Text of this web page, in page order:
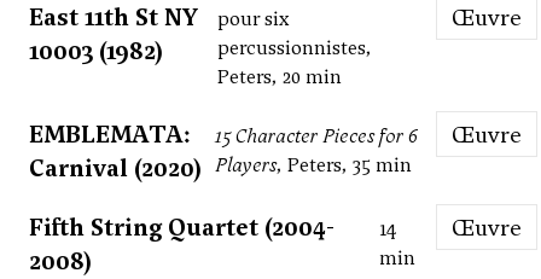
East 11th St NY
10003 (1982)
pour six
percussionnistes,
Peters, 20 min
Œuvre
EMBLEMATA:
Carnival (2020)
15 Character Pieces for 6
Players, Peters, 35 min
Œuvre
Fifth String Quartet (2004-
2008)
14
min
Œuvre